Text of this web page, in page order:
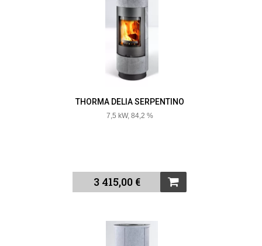
THORMA DELIA SERPENTINO
7,5 kW, 84,2 %
3 415,00 €